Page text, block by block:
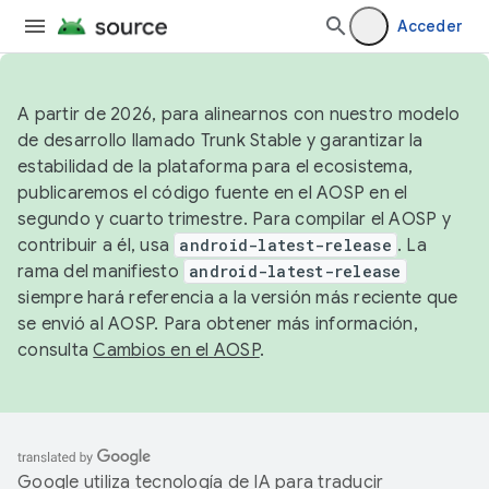
Acceder
A partir de 2026, para alinearnos con nuestro modelo
de desarrollo llamado Trunk Stable y garantizar la
estabilidad de la plataforma para el ecosistema,
publicaremos el código fuente en el AOSP en el
segundo y cuarto trimestre. Para compilar el AOSP y
contribuir a él, usa android-latest-release . La
rama del manifiesto android-latest-release
siempre hará referencia a la versión más reciente que
se envió al AOSP. Para obtener más información,
consultaCambios en el AOSP.
Google utiliza tecnología de IA para traducir